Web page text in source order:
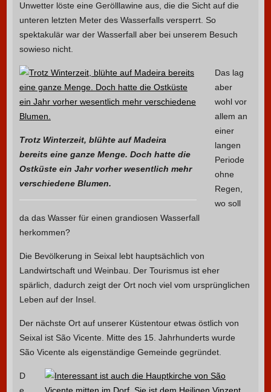
Unwetter löste eine Gerölllawine aus, die die Sicht auf die
unteren letzten Meter des Wasserfalls versperrt. So
spektakulär war der Wasserfall aber bei unserem Besuch
sowieso nicht.
Trotz Winterzeit, blühte auf Madeira
bereits eine ganze Menge. Doch hatte die
Ostküste ein Jahr vorher wesentlich mehr
verschiedene Blumen.
Das lag
aber
wohl vor
allem an
einer
langen
Periode
ohne
Regen,
wo soll
da das Wasser für einen grandiosen Wasserfall
herkommen?
Die Bevölkerung in Seixal lebt hauptsächlich von
Landwirtschaft und Weinbau. Der Tourismus ist eher
spärlich, dadurch zeigt der Ort noch viel vom ursprünglichen
Leben auf der Insel.
Der nächste Ort auf unserer Küstentour etwas östlich von
Seixal ist São Vicente. Mitte des 15. Jahrhunderts wurde
São Vicente als eigenständige Gemeinde gegründet.
D